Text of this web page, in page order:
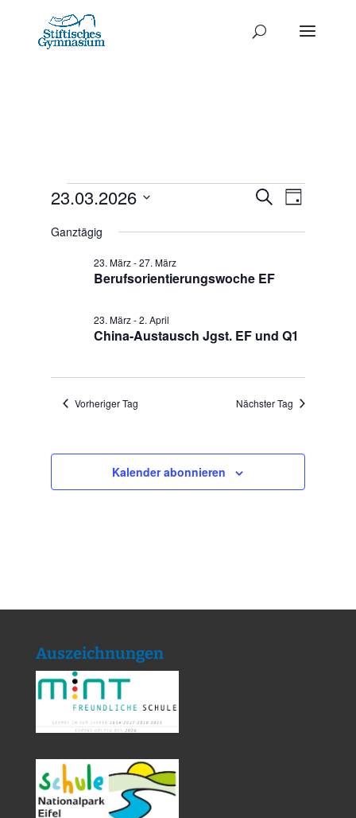
Termine
für
März
2026
Termine
Such-
SucheTag
23.03.2026
wählen.
Ganztägig
Berufsorientierungswoche EF
23. März-27. März
China-Austausch Jgst. EF und Q1
23. März-2. April
Vorheriger Tag Nächster Tag
Kalender abonnieren
Auszeichnungen